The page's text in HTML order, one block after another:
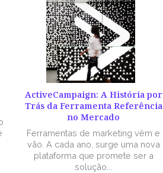
ActiveCampaign: A História por
Trás da Ferramenta Referência
no Mercado
Ferramentas de marketing vêm e
vão. A cada ano, surge uma nova
plataforma que promete ser a
solução...